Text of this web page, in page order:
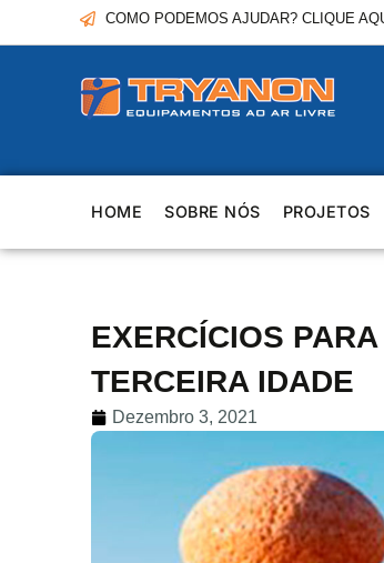
COMO PODEMOS AJUDAR? CLIQUE
HOME SOBRE NÓS PROJETOS
EXERCÍCIOS
TERCEIRA IDADE
Dezembro 3, 2021